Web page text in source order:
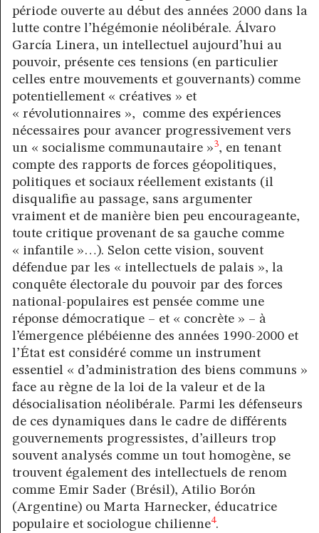
période ouverte au début des années 2000 dans la
lutte contre l’hégémonie néolibérale. Álvaro
García Linera, un intellectuel aujourd’hui au
pouvoir, présente ces tensions (en particulier
celles entre mouvements et gouvernants) comme
potentiellement « créatives » et
« révolutionnaires », comme des expériences
nécessaires pour avancer progressivement vers
un « socialisme communautaire »3, en tenant
compte des rapports de forces géopolitiques,
politiques et sociaux réellement existants (il
disqualifie au passage, sans argumenter
vraiment et de manière bien peu encourageante,
toute critique provenant de sa gauche comme
« infantile »…). Selon cette vision, souvent
défendue par les « intellectuels de palais », la
conquête électorale du pouvoir par des forces
national-populaires est pensée comme une
réponse démocratique – et « concrète » – à
l’émergence plébéienne des années 1990-2000 et
l’État est considéré comme un instrument
essentiel « d’administration des biens communs »
face au règne de la loi de la valeur et de la
désocialisation néolibérale. Parmi les défenseurs
de ces dynamiques dans le cadre de différents
gouvernements progressistes, d’ailleurs trop
souvent analysés comme un tout homogène, se
trouvent également des intellectuels de renom
comme Emir Sader (Brésil), Atilio Borón
(Argentine) ou Marta Harnecker, éducatrice
populaire et sociologue chilienne4.